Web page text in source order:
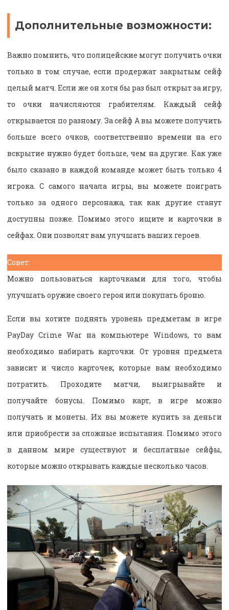
Дополнительные возможности:
Важно помнить, что полицейские могут получить очки
только в том случае, если продержат закрытым сейф
целый матч. Если же он хотя бы раз был открыт за игру,
то очки начисляются грабителям. Каждый сейф
открывается по разному. За сейф А вы можете получить
больше всего очков, соответственно времени на его
вскрытие нужно будет больше, чем на другие. Как уже
было сказано в каждой команде может быть только 4
игрока. С самого начала игры, вы можете поиграть
только за одного персонажа, так как другие станут
доступны позже. Помимо этого ищите и карточки в
сейфах. Они позволят вам улучшать ваших героев.
Совет:
Можно пользоваться карточками для того, чтобы
улучшать оружие своего героя или покупать броню.
Если вы хотите поднять уровень предметам в игре
PayDay Crime War на компьютере Windows, то вам
необходимо набирать карточки. От уровня предмета
зависит и число карточек, которые вам необходимо
потратить. Проходите матчи, выигрывайте и
получайте бонусы. Помимо карт, в игре можно
получать и монеты. Их вы можете купить за деньги
или приобрести за сложные испытания. Помимо этого
в данном мире существуют и бесплатные сейфы,
которые можно открывать каждые несколько часов.